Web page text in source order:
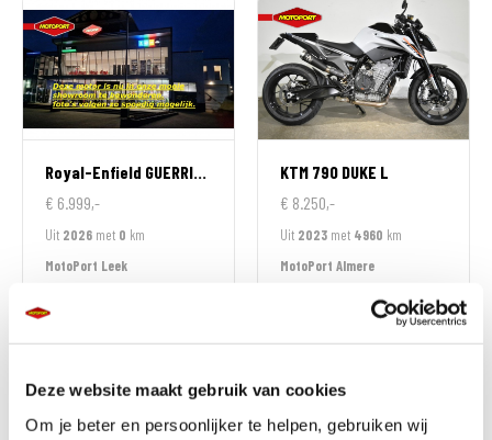
Deze website maakt gebruik van cookies
Om je beter en persoonlijker te helpen, gebruiken wij
Royal-Enfield GUERRILLA 450 APEX
€ 6.999,-
Uit 2026 met 0 km
MotoPort Leek
KTM 790 DUKE L
€ 8.250,-
Uit 2023 met 4960 km
MotoPort Almere